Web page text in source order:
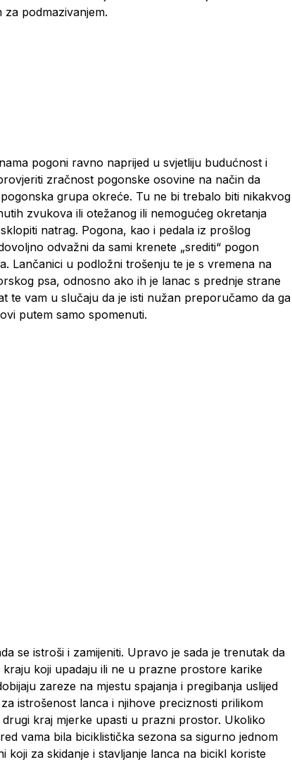
podmazivanjem.
pogoni ravno naprijed u svjetliju budućnost i
zračnost pogonske osovine na način da
grupa okreće. Tu ne bi trebalo biti nikakvog
zvukova ili otežanog ili nemogućeg okretanja
natrag. Pogona, kao i pedala iz prošlog
odvažni da sami krenete „srediti“ pogon
Lančanici u podložni trošenju te je s vremena na
psa, odnosno ako ih je lanac s prednje strane
te vam u slučaju da je isti nužan preporučamo da ga
putem samo spomenuti.
se istroši i zamijeniti. Upravo je sada je trenutak da
koji upadaju ili ne u prazne prostore karike
zareze na mjestu spajanja i pregibanja uslijed
istrošenost lanca i njihove preciznosti prilikom
kraj mjerke upasti u prazni prostor. Ukoliko
vama bila biciklistička sezona sa sigurno jednom
koji za skidanje i stavljanje lanca na bicikl koriste